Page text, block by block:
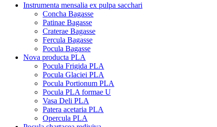
Instrumenta mensalia ex pulpa sacchari
Concha Bagasse
Patinae Bagasse
Craterae Bagasse
Fercula Bagasse
Pocula Bagasse
Nova producta PLA
Pocula Frigida PLA
Pocula Glaciei PLA
Pocula Portionum PLA
Pocula PLA formae U
Vasa Deli PLA
Patera acetaria PLA
Opercula PLA